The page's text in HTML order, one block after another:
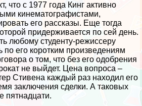
что с 1977 года Кинг активно
кинематографистами,
его рассказы. Еще тогда
придерживается по сей день.
любому студенту-режиссеру
по его коротким произведениям
о том, что без его одобрения
не выйдет. Цена вопроса –
Стивена каждый раз находил его
заключения сделки. А таковых
пятнадцати.